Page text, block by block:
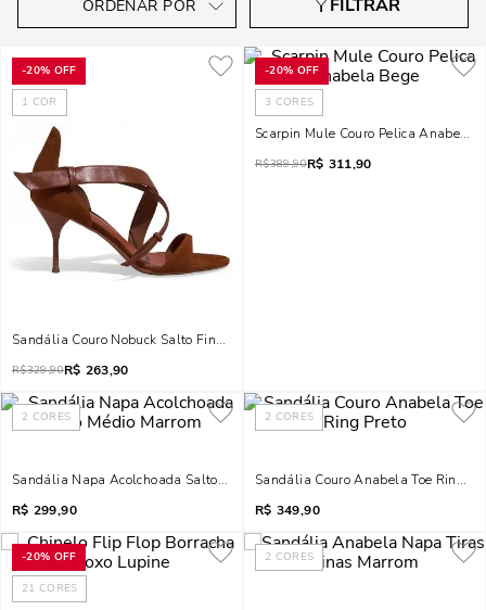
-20% OFF
1 COR
Sandália Couro Nobuck Salto Fino Marrom Safari
R$329,90R$ 263,90
-20% OFF
3 CORES
Scarpin Mule Couro Pelica Anabela
R$389,90R$ 311,90
2 CORES
Sandália Napa Acolchoada Salto Médio Marrom
R$ 299,90
2 CORES
Sandália Couro Anabela Toe Ring
R$ 349,90
-20% OFF
21 CORES
2 CORES